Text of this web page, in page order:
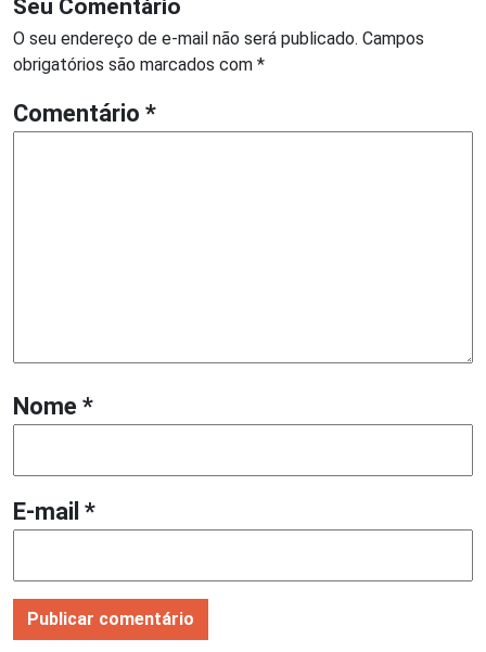
Seu Comentário
O seu endereço de e-mail não será publicado. Campos
obrigatórios são marcados com *
Comentário *
Nome *
E-mail *